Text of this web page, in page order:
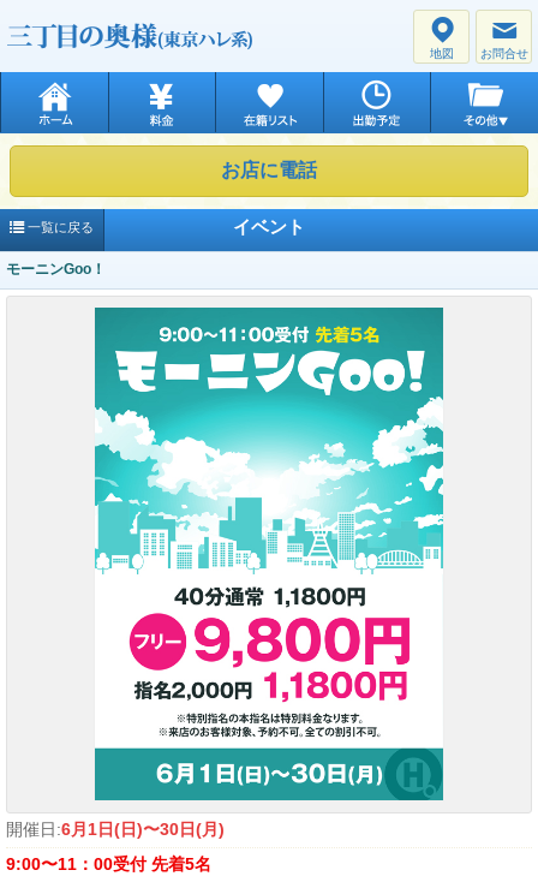
お問合せ
地図
お店に電話
イベント
一覧に戻る
モーニンGoo！
開催日:6月1日(日)〜30日(月)
9:00〜11：00受付 先着5名